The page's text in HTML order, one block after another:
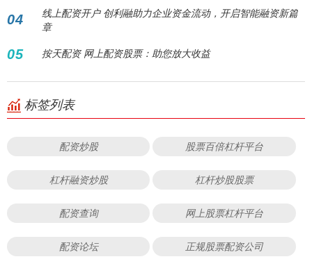
04
线上配资开户 创利融助力企业资金流动，开启智能融资新篇
章
05 按天配资 网上配资股票：助您放大收益
标签列表
配资炒股 股票百倍杠杆平台
杠杆融资炒股 杠杆炒股股票
配资查询 网上股票杠杆平台
配资论坛 正规股票配资公司